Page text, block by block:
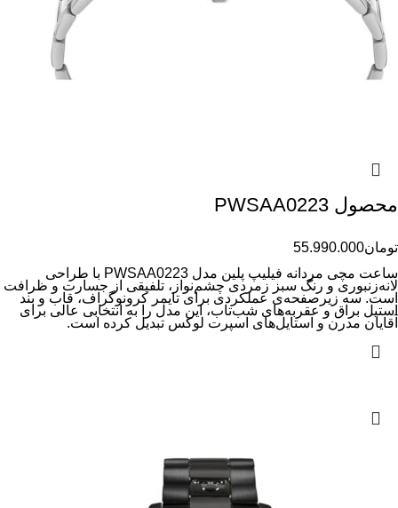
محصول PWSAA0223
تومان55.990.000
ساعت مچی مردانه فیلیپ پلین مدل PWSAA0223 با طراحی
لانه‌زنبوری و رنگ سبز زمردی چشم‌نواز، تلفیقی از جسارت و ظرافت
است. سه زیرصفحه‌ی عملکردی برای تایمر کرونوگراف، قاب و بند
استیل براق و عقربه‌های شب‌تاب، این مدل را به انتخابی عالی برای
آقایان مدرن و استایل‌های اسپرت لوکس تبدیل کرده است.